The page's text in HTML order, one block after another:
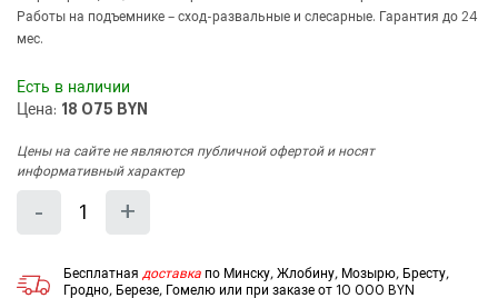
Работы на подъемнике – сход-развальные и слесарные. Гарантия до 24
мес.
Есть в наличии
Цена: 18 075 BYN
Цены на сайте не являются публичной офертой и носят
информативный характер
- Уменьшить
на
еденицу
+
на
еденицу
Бесплатная доставка по Минску, Жлобину, Мозырю, Бресту,
Гродно, Березе, Гомелю или при заказе от 10 000 BYN